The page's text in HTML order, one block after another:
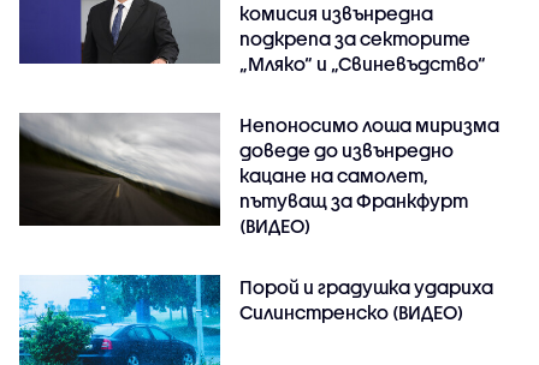
комисия извънредна
подкрепа за секторите
„Мляко“ и „Свиневъдство“
Непоносимо лоша миризма
доведе до извънредно
кацане на самолет,
пътуващ за Франкфурт
(ВИДЕО)
Порой и градушка удариха
Силинстренско (ВИДЕО)